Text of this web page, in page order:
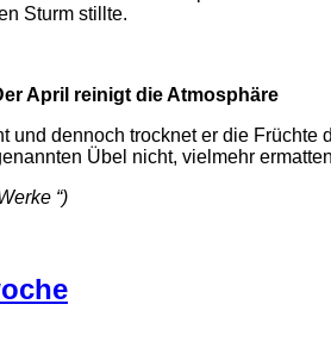
Sturm stillte.
April reinigt die Atmosphäre
und dennoch trocknet er die
Übel nicht, vielmehr
“)